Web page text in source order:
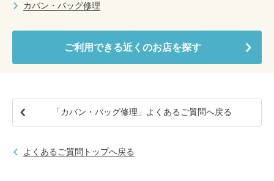
傘修理
印鑑・はんこの作製 ダビング
オンライン修理見積もりサービス（配送修理）
よくあるご質問
カバン・バッグ修理
ご利用できる近くのお店を探す
「カバン・バッグ修理」よくあるご質問へ戻る
よくあるご質問トップへ戻る